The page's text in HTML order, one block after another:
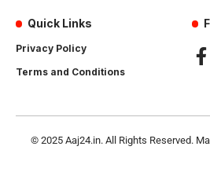
Quick Links
Privacy Policy
Terms and Conditions
© 2025 Aaj24.in. All Rights Reserved.